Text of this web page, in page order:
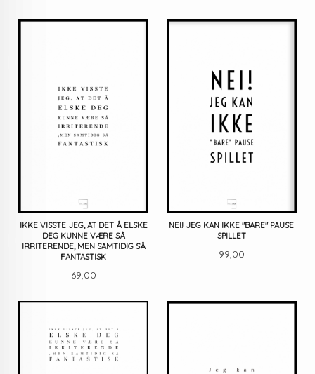
IKKE VISSTE JEG, AT DET Å ELSKE
DEG KUNNE VÆRE SÅ
IRRITERENDE, MEN SAMTIDIG SÅ
FANTASTISK
Pris
69,00
NEI! JEG KAN IKKE "BARE" PAUSE
SPILLET
Pris
99,00